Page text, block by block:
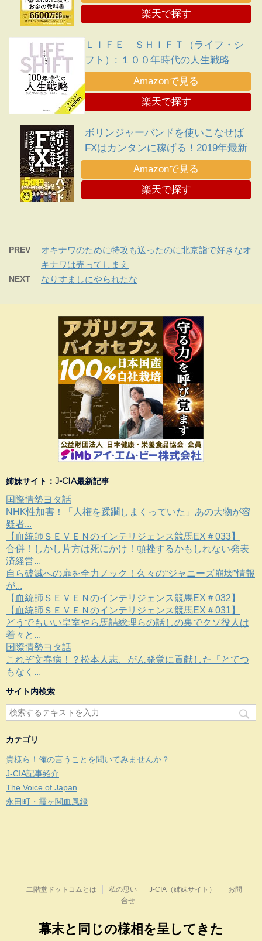
楽天で探す
ＬＩＦＥ ＳＨＩＦＴ（ライフ・シ
フト）: １００年時代の人生戦略
Amazonで見る
楽天で探す
ボリンジャーバンドを使いこなせば
FXはカンタンに稼げる！2019年最新
版
Amazonで見る
楽天で探す
PREV
オキナワのために特攻も送ったのに北京詣で好きなオ
キナワは売ってしまえ
NEXT なりすましにやられたな
姉妹サイト：J-CIA最新記事
国際情勢ヨタ話
NHK性加害！「人権を蹂躙しまくっていた」あの大物が容
疑者...
【血統師ＳＥＶＥＮのインテリジェンス競馬EX＃033】
合併！しかし片方は死にかけ！頓挫するかもしれない発表
済経営...
自ら破滅への扉を全力ノック！久々の“ジャニーズ崩壊”情報
が...
【血統師ＳＥＶＥＮのインテリジェンス競馬EX＃032】
【血統師ＳＥＶＥＮのインテリジェンス競馬EX＃031】
どうでもいい皇室やら馬詰総理らの話しの裏でクソ役人は
着々と...
国際情勢ヨタ話
これぞ文春病！？松本人志、がん発覚に貢献した「とてつ
もなく...
サイト内検索
カテゴリ
貴様ら！俺の言うことを聞いてみませんか？
J-CIA記事紹介
The Voice of Japan
永田町・霞ヶ関血風録